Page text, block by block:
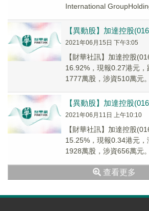
International
【異動股】加達控股
2021年06月15日 下午3:05
【財華社訊】加達控股
16.92%，現報0.27港元
1777萬股，涉資510萬元
【異動股】加達控股
2021年06月11日 上午10:10
【財華社訊】加達控股
15.25%，現報0.34港元
1928萬股，涉資656萬元
查看更多